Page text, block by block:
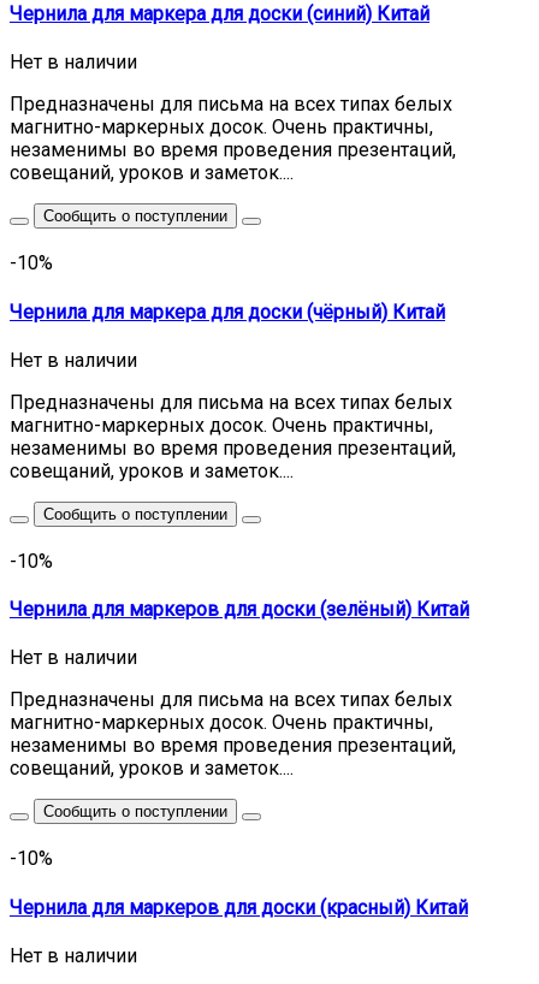
Чернила для маркера для доски (синий) Китай
Нет в наличии
Предназначены для письма на всех типах белых
магнитно-маркерных досок. Очень практичны,
незаменимы во время проведения презентаций,
совещаний, уроков и заметок....
Сообщить о поступлении
-10%
Чернила для маркера для доски (чёрный) Китай
Нет в наличии
Предназначены для письма на всех типах белых
магнитно-маркерных досок. Очень практичны,
незаменимы во время проведения презентаций,
совещаний, уроков и заметок....
Сообщить о поступлении
-10%
Чернила для маркеров для доски (зелёный) Китай
Нет в наличии
Предназначены для письма на всех типах белых
магнитно-маркерных досок. Очень практичны,
незаменимы во время проведения презентаций,
совещаний, уроков и заметок....
Сообщить о поступлении
-10%
Чернила для маркеров для доски (красный) Китай
Нет в наличии